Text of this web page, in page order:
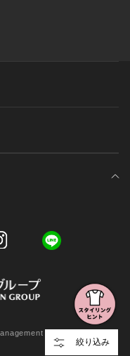
絞り込み
Co., Ltd.